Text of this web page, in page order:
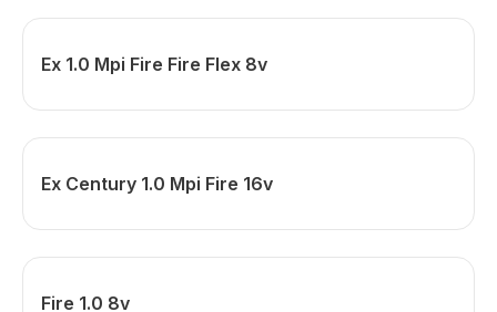
Ex 1.0 Mpi Fire Fire Flex 8v
Ex Century 1.0 Mpi Fire 16v
Fire 1.0 8v